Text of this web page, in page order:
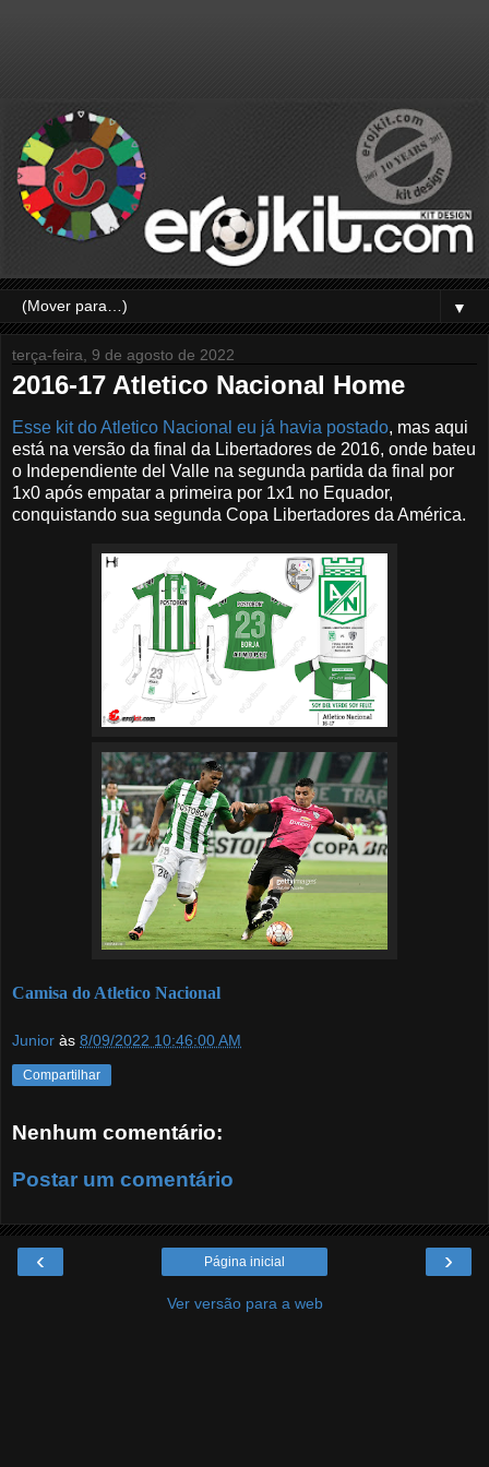
▼
terça-feira, 9 de agosto de 2022
2016-17 Atletico Nacional Home
Esse kit do Atletico Nacional eu já havia postado, mas aqui
está na versão da final da Libertadores de 2016, onde bateu
o Independiente del Valle na segunda partida da final por
1x0 após empatar a primeira por 1x1 no Equador,
conquistando sua segunda Copa Libertadores da América.
Camisa do Atletico Nacional
Junior às 8/09/2022 10:46:00 AM
Compartilhar
Nenhum comentário:
Postar um comentário
‹ ›
Página inicial
Ver versão para a web